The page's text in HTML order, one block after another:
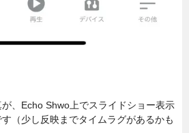
、Echo Shwo上でスライドショー表示
（少し反映までタイムラグがあるかも